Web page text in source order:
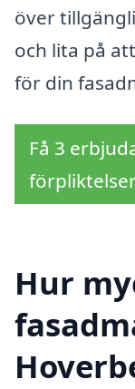
över
och lita på
för din
Få 3
Hur